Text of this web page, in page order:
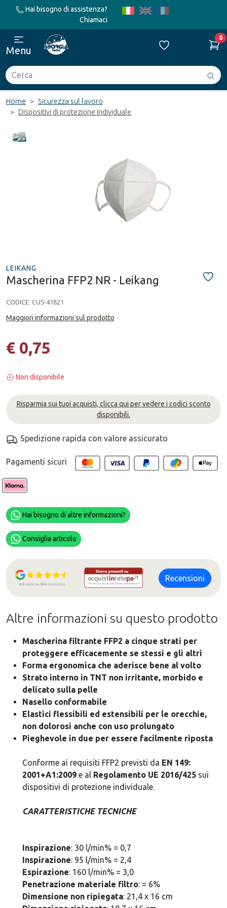
Hai bisogno di assistenza?
Chiamaci
Cerca
0
Menu
Home
Sicurezza sul lavoro
Dispositivi di protezione individuale
LEIKANG
Mascherina FFP2 NR - Leikang
CODICE: CUS-41821
Maggiori informazioni sul prodotto
€ 0,75
Non disponibile
Risparmia sui tuoi acquisti, clicca qui per vedere i codici sconto
disponibili.
Spedizione rapida con valore assicurato
Pagamenti sicuri
Hai bisogno di altre informazioni?
Consiglia articolo
Recensioni
Altre informazioni su questo prodotto
Mascherina filtrante FFP2 a cinque strati per
proteggere efficacemente se stessi e gli altri
Forma ergonomica che aderisce bene al volto
Strato interno in TNT non irritante, morbido e
delicato sulla pelle
Nasello conformabile
Elastici flessibili ed estensibili per le orecchie,
non dolorosi anche con uso prolungato
Pieghevole in due per essere facilmente riposta
Conforme ai requisiti FFP2 previsti da EN 149:
2001+A1:2009 e al Regolamento UE 2016/425 sui
dispositivi di protezione individuale.
CARATTERISTICHE TECNICHE
Inspirazione: 30 l/min% = 0,7
Inspirazione: 95 l/min% = 2,4
Espirazione: 160 l/min% = 3,0
Penetrazione materiale filtro: = 6%
Dimensione non ripiegata: 21,4 x 16 cm